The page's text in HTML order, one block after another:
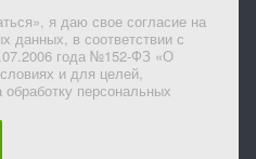
я даю свое согласие на
данных, в соответствии с
года №152-ФЗ «О
и для целей,
персональных